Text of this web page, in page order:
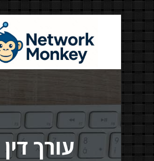
עורך